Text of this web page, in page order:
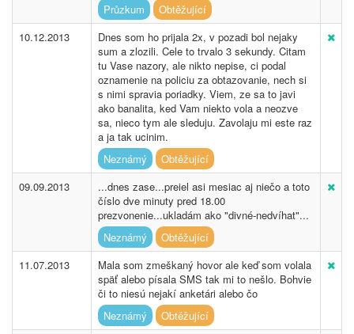
Průzkum
Obtěžující
10.12.2013
Dnes som ho prijala 2x, v pozadi bol nejaky
sum a zlozili. Cele to trvalo 3 sekundy. Citam
tu Vase nazory, ale nikto nepise, ci podal
oznamenie na policiu za obtazovanie, nech si
s nimi spravia poriadky. Viem, ze sa to javi
ako banalita, ked Vam niekto vola a neozve
sa, nieco tym ale sleduju. Zavolaju mi este raz
a ja tak ucinim.
Neznámý
Obtěžující
09.09.2013
...dnes zase...preiel asi mesiac aj niečo a toto
číslo dve minuty pred 18.00
prezvonenie...ukladám ako "divné-nedvíhat"...
Neznámý
Obtěžující
11.07.2013
Mala som zmeškaný hovor ale keď som volala
späť alebo písala SMS tak mi to nešlo. Bohvie
či to niesú nejakí anketári alebo čo
Neznámý
Obtěžující